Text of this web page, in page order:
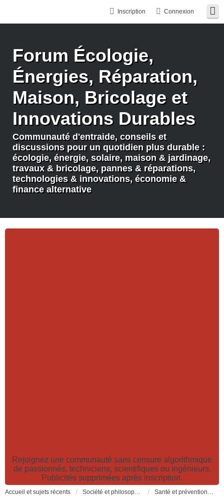
Connexion
Inscription
Forum Écologie,
Énergies, Réparation,
Maison, Bricolage et
Innovations Durables
Communauté d'entraide, conseils et
discussions pour un quotidien plus durable :
écologie, énergie, solaire, maison & jardinage,
travaux & bricolage, pannes & réparations,
technologies & innovations, économie &
finance alternative
Rejoignez une communauté sans censure algorithmique
de passionnés, techniciens, scientifiques ou ingénieurs.
Publicités supprimées après inscription.
Accueil et sujets récents Société et philosophie. Sciences et technologies. Santé et prévention. Santé et prévention. Pollutions, causes et effets des risques environnementaux